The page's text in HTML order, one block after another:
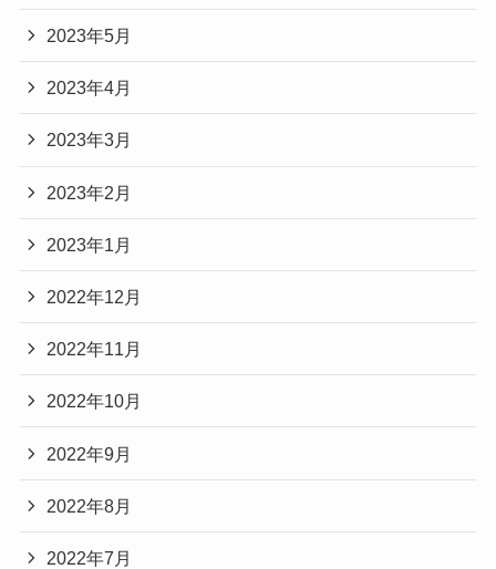
2023年5月
2023年4月
2023年3月
2023年2月
2023年1月
2022年12月
2022年11月
2022年10月
2022年9月
2022年8月
2022年7月